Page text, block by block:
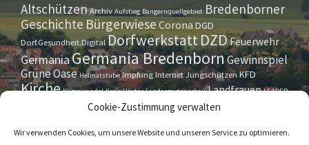
Cookie-Zustimmung verwalten
Wir verwenden Cookies, um unsere Website und unseren Service zu optimieren.
AltschützenArchiv Aufstieg Bangernquellgebiet Bredenborner
Geschichte Bürgerwiese CoronaDGD
Dorf.Gesundheit.Digital DorfwerkstattDZDFeuerwehr
GermaniaGermania BredenbornGewinnspiel
Grüne Oase Heimatstube ImpfungInternetJungschützenKFD
Kirche Klimawandel Kreis Höxter Landesgartenschau Landfrauen LEADER
Maurer- u. HandwerkervereinOktoberfest
Straßensperrung Tennis Theatergruppe Tipps & Tricks